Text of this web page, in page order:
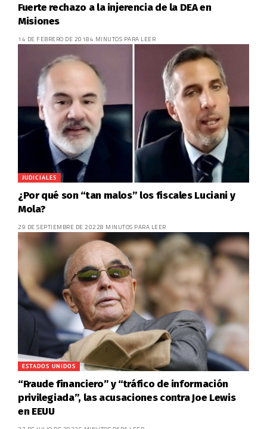
Fuerte rechazo a la injerencia de la DEA en
Misiones
14 DE FEBRERO DE 20184 MINUTOS PARA LEER
JUDICIALES
¿Por qué son “tan malos” los fiscales Luciani y
Mola?
29 DE SEPTIEMBRE DE 20228 MINUTOS PARA LEER
ESTADOS UNIDOS
“Fraude financiero” y “tráfico de información
privilegiada”, las acusaciones contra Joe Lewis
en EEUU